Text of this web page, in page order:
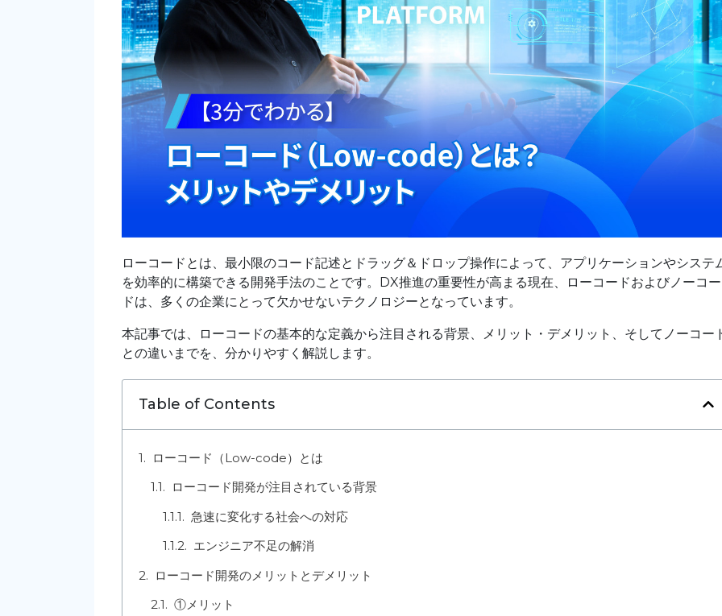
ローコードとは、最小限のコード記述とドラッグ＆ドロップ操作によって、アプリケーションやシステ
を効率的に構築できる開発手法のことです。DX推進の重要性が高まる現在、ローコードおよびノーコー
ドは、多くの企業にとって欠かせないテクノロジーとなっています。
本記事では、ローコードの基本的な定義から注目される背景、メリット・デメリット、そしてノーコー
との違いまでを、分かりやすく解説します。
Table of Contents
ローコード（Low-code）とは
ローコード開発が注目されている背景
急速に変化する社会への対応
エンジニア不足の解消
ローコード開発のメリットとデメリット
①メリット